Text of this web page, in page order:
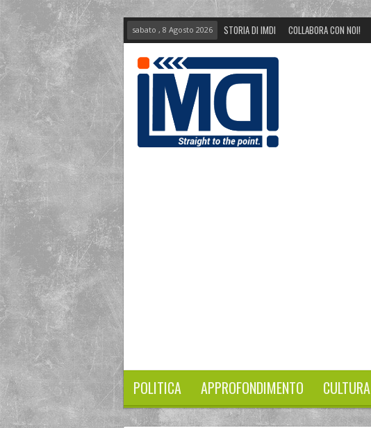
sabato , 8 Agosto 2026 STORIA DI IMDI COLLABORA CON NOI!
POLITICA APPROFONDIMENTO CULTURA